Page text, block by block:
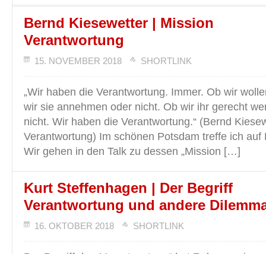
Bernd Kiesewetter | Mission
Verantwortung
15. NOVEMBER 2018 SHORTLINK
„Wir haben die Verantwortung. Immer. Ob wir
wir sie annehmen oder nicht. Ob wir ihr gerecht
nicht. Wir haben die Verantwortung.“ (Bernd
Verantwortung) Im schönen Potsdam treffe ich auf
Wir gehen in den Talk zu dessen „Mission […]
Kurt Steffenhagen | Der Begriff
Verantwortung und andere
16. OKTOBER 2018 SHORTLINK